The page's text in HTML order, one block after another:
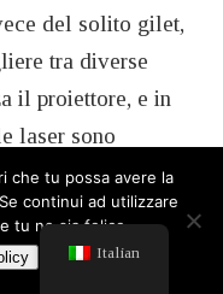
del solito gilet,
tra diverse
il proiettore, e in
laser sono
e gilet, senza
VINTOP, trasformi
di laser tag.
Italian
che tu possa avere la
continui ad utilizzare
tu ne sia felice.